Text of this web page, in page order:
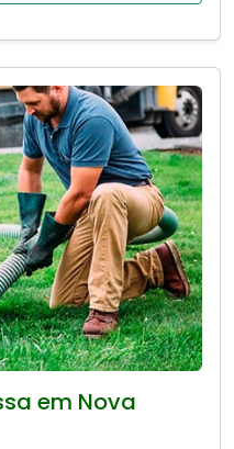
em Nova